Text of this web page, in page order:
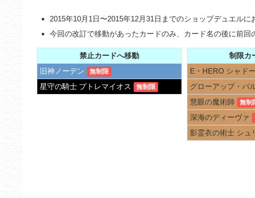
2015年10月1日〜2015年12月31日までのショップデュエル
今回の改訂で移動があったカードのみ、カード名の後に前回
禁止カードへ移動
旧神ノーデン
無制限
星守の騎士 プトレマイオス 無制限
制限カ
E・HERO シャド
グローアップ・バ
慧眼の魔術師 無制
深海のディーヴァ
影霊衣の術士 シュ